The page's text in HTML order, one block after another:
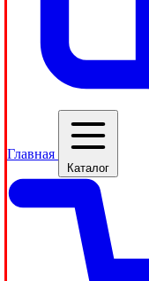
Главная
Каталог